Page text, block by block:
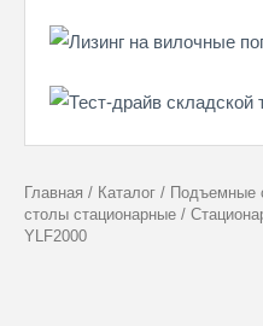
Главная / Каталог / Подъемные
столы стационарные /
YLF2000